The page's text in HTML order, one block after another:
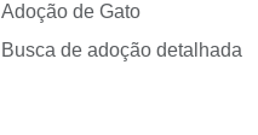
Adoção de Gato
Busca de adoção detalhada